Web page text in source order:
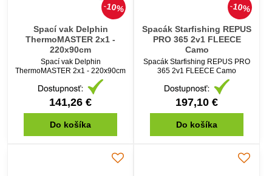
10%
Spací vak Delphin
ThermoMASTER 2x1 -
220x90cm
Spací vak Delphin
ThermoMASTER 2x1 - 220x90cm
141,26 €
Do košíka
10%
Spacák Starfishing REPUS
PRO 365 2v1 FLEECE
Camo
Spacák Starfishing REPUS PRO
365 2v1 FLEECE Camo
197,10 €
Do košíka